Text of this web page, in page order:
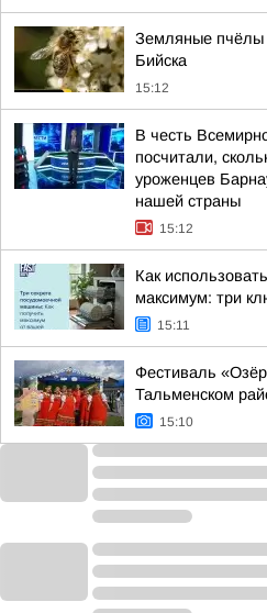
Земляные пчёлы
Бийска
15:12
В честь
посчитали,
уроженцев
нашей страны
15:12
Как
максимум: три
15:11
Фестиваль
Тальменском
15:10